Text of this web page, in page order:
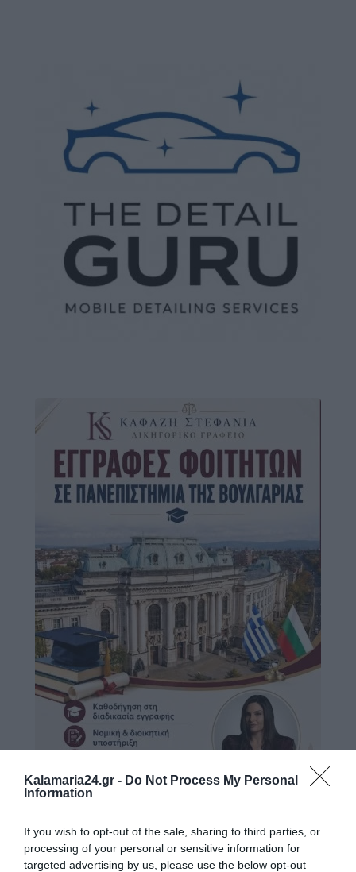
Kalamaria24.gr - Do Not Process My Personal
Information
If you wish to opt-out of the sale, sharing to third parties, or
processing of your personal or sensitive information for
targeted advertising by us, please use the below opt-out